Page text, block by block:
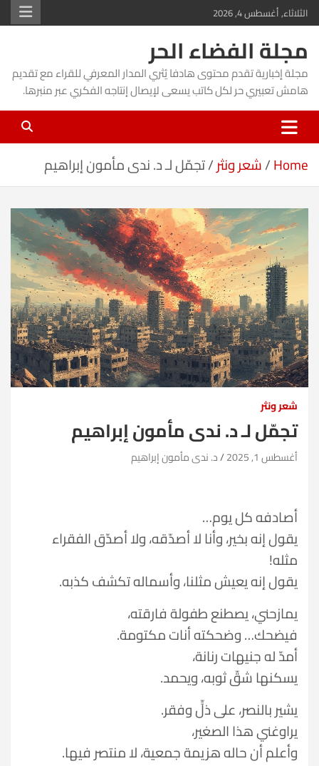
Skip
to
content
الثلاثاء, أغسطس 4, 2026
مجلة الفضاء الحر
مجلة إخبارية تقدم محتوى هادفا يُثري المدار المعرفي للقراء مع تقديم
هامش تعبيري حر لكل كاتب يسعى لإيصال إنتاجه الفكري عبر منبرها.
Home شعر ونثر تجمّل لـ د. ندى مأمون إبراهيم
شعر ونثر
تجمّل لـ د. ندى مأمون إبراهيم
أغسطس 1, 2025 د. ندى مأمون إبراهيم
أصادفه كل يوم…
يقول إنه بخير، وأنا لا أصدّقه، ولا أصدّق الفقراء
مثله!
يقول إنه يعيش مثلنا، وأسماله تكشف كذبه.
يمازحني، يصطنع طفولة فارقته،
فيضحك… وضحكته أنات مكتومة.
أمدّ له جنيهات رنانة،
يسكنها شقّ ثوبه، ويحمد.
يشير بالنصر، على ذلٍّ وفقر.
يراوغني هذا الصغير،
وأعلم أن حاله هزيمة جمعية، لا منتصر فيها.